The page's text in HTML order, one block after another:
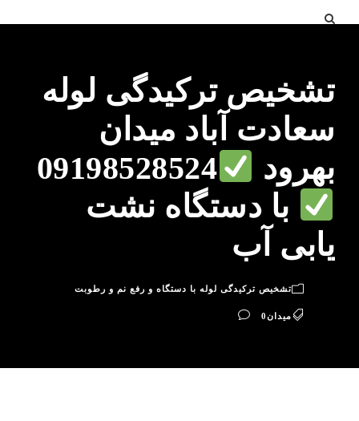
تشخیص ترکیدگی لوله
سعادت آباد میدان
بهرود
09198528524
با دستگاه نشت
یابی آب
تشخیص ترکیدگی لوله با دستگاه و رفع نم و رطوبت
میدان0